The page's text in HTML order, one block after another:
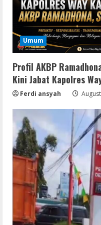
Umum
Profil AKBP
Kini Jabat Kapolres
Ferdi ansyah